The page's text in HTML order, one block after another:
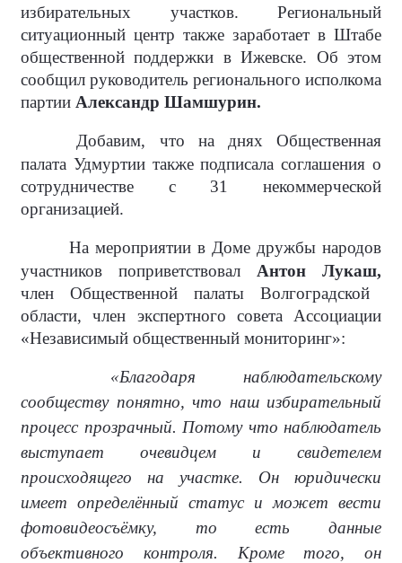
избирательных участков. Региональный
ситуационный центр также заработает в Штабе
общественной поддержки в Ижевске. Об этом
сообщил руководитель регионального исполкома
партии Александр Шамшурин.
Добавим, что на днях Общественная
палата Удмуртии также подписала соглашения о
сотрудничестве с 31 некоммерческой
организацией.
На мероприятии в Доме дружбы народов
участников поприветствовал Антон Лукаш,
член Общественной палаты Волгоградской
области, член экспертного совета Ассоциации
«Независимый общественный мониторинг»:
«Благодаря наблюдательскому
сообществу понятно, что наш избирательный
процесс прозрачный. Потому что наблюдатель
выступает очевидцем и свидетелем
происходящего на участке. Он юридически
имеет определённый статус и может вести
фотовидеосъёмку, то есть данные
объективного контроля. Кроме того, он